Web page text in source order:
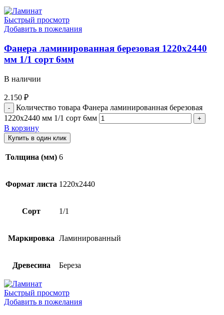
Быстрый просмотр
Добавить в пожелания
Фанера ламинированная березовая 1220х2440
мм 1/1 сорт 6мм
В наличии
2.150 ₽
Количество товара Фанера ламинированная березовая
1220х2440 мм 1/1 сорт 6мм
В корзину
Купить в один клик
Толщина (мм) 6
Формат листа 1220х2440
Сорт 1/1
Маркировка Ламинированный
Древесина Береза
Быстрый просмотр
Добавить в пожелания